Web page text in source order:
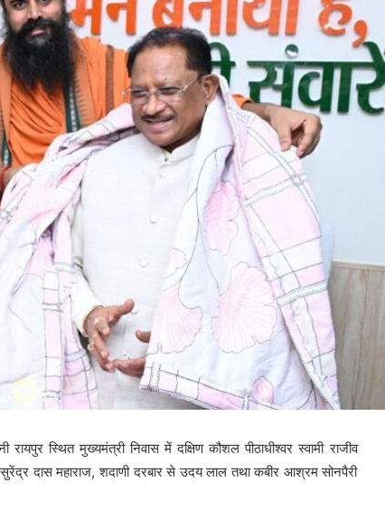
स्थित मुख्यमंत्री निवास में दक्षिण कौशल पीठाधीश्वर स्वामी राजीव
दास महाराज, शदाणी दरबार से उदय लाल तथा कबीर आश्रम सोनपैरी